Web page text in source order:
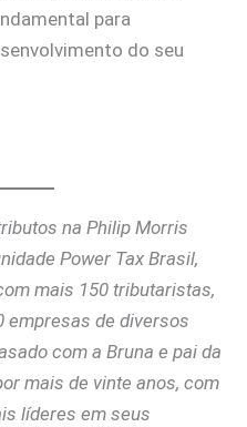
para
do seu
na Philip Morris
Power Tax Brasil,
mais 150 tributaristas,
empresas de diversos
com a Bruna e pai da
mais de vinte anos, com
líderes em seus